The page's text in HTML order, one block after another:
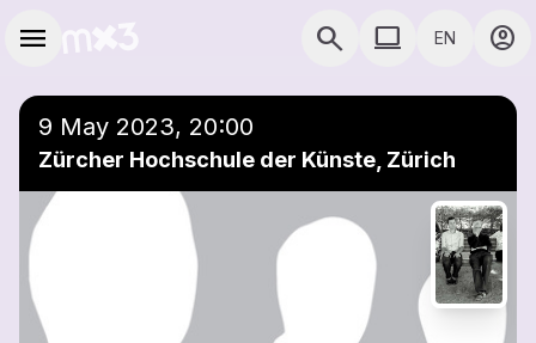
menu search COMPUTER USE
computer EN account_circle
9 May 2023, 20:00
Zürcher Hochschule der Künste, Zürich